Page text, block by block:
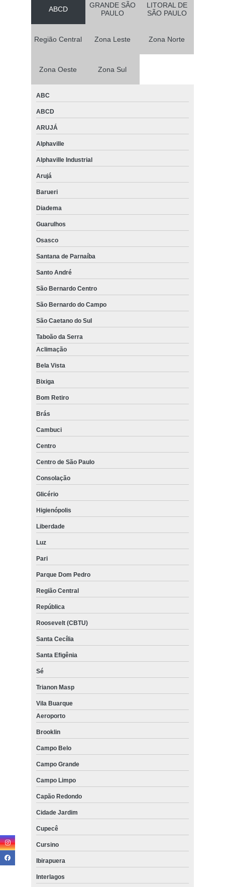
ABCD
GRANDE SÃO
PAULO
LITORAL DE
SÃO PAULO
Região Central Zona Leste Zona Norte
Zona Oeste Zona Sul
ABC
ABCD
ARUJÁ
Alphaville
Alphaville Industrial
Arujá
Barueri
Diadema
Guarulhos
Osasco
Santana de Parnaíba
Santo André
São Bernardo Centro
São Bernardo do Campo
São Caetano do Sul
Taboão da Serra
Aclimação
Bela Vista
Bixiga
Bom Retiro
Brás
Cambuci
Centro
Centro de São Paulo
Consolação
Glicério
Higienópolis
Liberdade
Luz
Pari
Parque Dom Pedro
Região Central
República
Roosevelt (CBTU)
Santa Cecília
Santa Efigênia
Sé
Trianon Masp
Vila Buarque
Aeroporto
Brooklin
Campo Belo
Campo Grande
Campo Limpo
Capão Redondo
Cidade Jardim
Cupecê
Cursino
Ibirapuera
Interlagos